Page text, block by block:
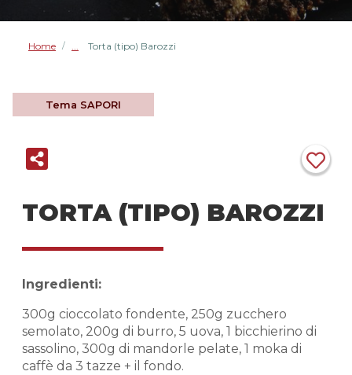
Home / Torta (tipo) Barozzi
Tema SAPORI
TORTA (TIPO) BAROZZI
Ingredienti:
300g cioccolato fondente, 250g zucchero
semolato, 200g di burro, 5 uova, 1 bicchierino di
sassolino, 300g di mandorle pelate, 1 moka di
caffè da 3 tazze + il fondo.